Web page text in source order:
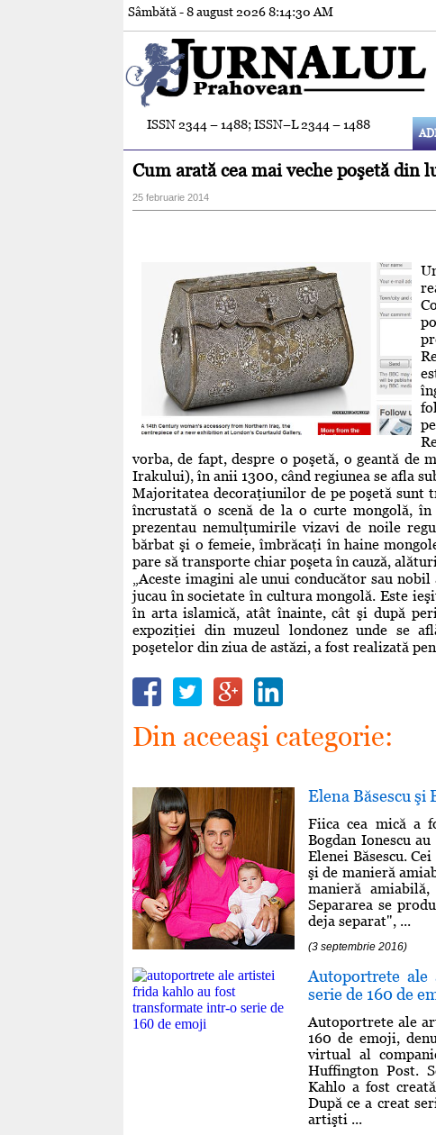
Sâmbătă - 8 august 20268:14:32 AM
ISSN 2344 – 1488; ISSN–L 2344 – 1488
Cum arată cea mai veche poşetă din
25 februarie 2014
vorba, de fapt, despre o poşetă, o geantă de
Irakului), în anii 1300, când regiunea se afla
Majoritatea decoraţiunilor de pe poşetă sunt
încrustată o scenă de la o curte mongolă,
prezentau nemulţumirile vizavi de noile
bărbat şi o femeie, îmbrăcaţi în haine
pare să transporte chiar poşeta în cauză,
„Aceste imagini ale unui conducător sau
jucau în societate în cultura mongolă. Este
în arta islamică, atât înainte, cât şi după
expoziţiei din muzeul londonez unde se
poşetelor din ziua de astăzi, a fost realizată
Din aceeaşi categorie:
Elena Băsescu şi
Fiica cea mică a
Bogdan Ionescu
Elenei Băsescu.
şi de manieră
manieră
Separarea se
deja separat", ...
(3 septembrie 2016)
Autoportrete
serie de 160 de
Autoportrete ale
160 de emoji,
virtual al
Huffington Post.
Kahlo a fost
După ce a creat
artişti ...